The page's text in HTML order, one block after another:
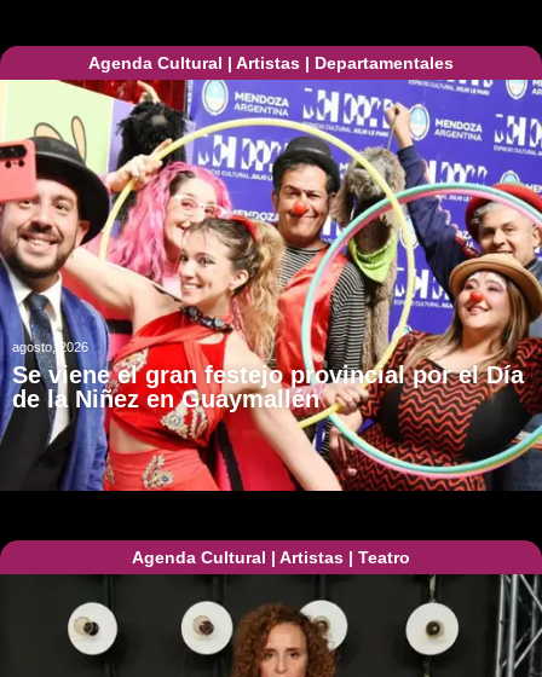
Agenda Cultural | Artistas | Departamentales
agosto, 2026
Se viene el gran festejo provincial por el Día
de la Niñez en Guaymallén
Agenda Cultural | Artistas | Teatro